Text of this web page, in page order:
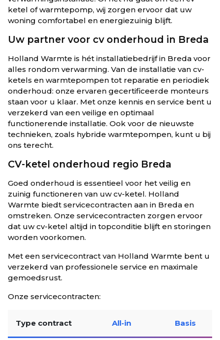
ketel of warmtepomp, wij zorgen ervoor dat uw
woning comfortabel en energiezuinig blijft.
Uw partner voor cv onderhoud in Breda
Holland Warmte is hét installatiebedrijf in Breda voor
alles rondom verwarming. Van de installatie van cv-
ketels en warmtepompen tot reparatie en periodiek
onderhoud: onze ervaren gecertificeerde monteurs
staan voor u klaar. Met onze kennis en service bent u
verzekerd van een veilige en optimaal
functionerende installatie. Ook voor de nieuwste
technieken, zoals hybride warmtepompen, kunt u bij
ons terecht.
CV-ketel onderhoud regio Breda
Goed onderhoud is essentieel voor het veilig en
zuinig functioneren van uw cv-ketel. Holland
Warmte biedt servicecontracten aan in Breda en
omstreken. Onze servicecontracten zorgen ervoor
dat uw cv-ketel altijd in topconditie blijft en storingen
worden voorkomen.
Met een servicecontract van Holland Warmte bent u
verzekerd van professionele service en maximale
gemoedsrust.
Onze servicecontracten:
Type contract All-in Basis